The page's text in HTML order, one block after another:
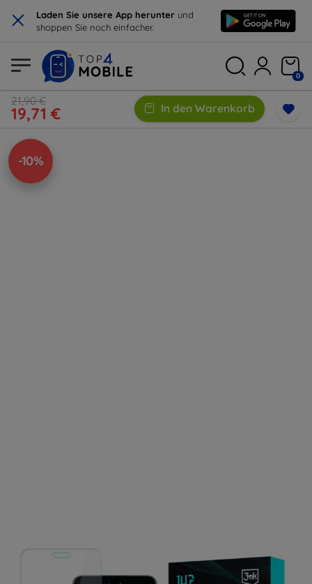
× Laden Sie unsere App herunter und
shoppen Sie noch einfacher.
0
21,90 €
19,71 € In den Warenkorb
-10%